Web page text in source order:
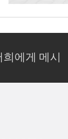
에게 메시